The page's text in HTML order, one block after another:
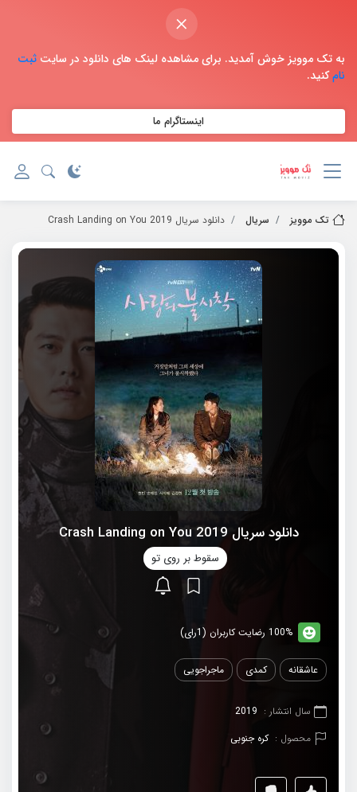
×
به تک موویز خوش آمدید. برای مشاهده لینک های دانلود در سایت ثبت
نامکنید.
اینستاگرام ما
تک موویز سریال دانلود سریال 2019 Crash Landing on You
دانلود سریال 2019 Crash Landing on You
سقوط بر روی تو
100% رضایت کاربران (1رای)
عاشقانه کمدی ماجراجویی
سال انتشار : 2019
محصول : کره جنوبی